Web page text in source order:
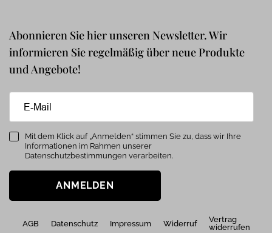
Abonnieren Sie hier unseren Newsletter. Wir
informieren Sie regelmäßig über neue Produkte
und Angebote!
Mit dem Klick auf „Anmelden“ stimmen Sie zu, dass wir Ihre
Informationen im Rahmen unserer
Datenschutzbestimmungen verarbeiten.
ANMELDEN
AGB Datenschutz Impressum Widerruf
Vertrag
widerrufen